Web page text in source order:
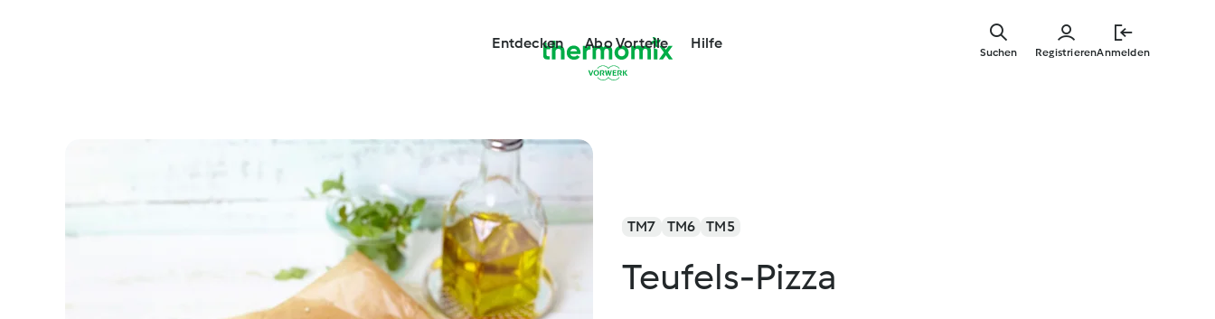
Entdecken Abo Vorteile Hilfe
RegistrierenAnmelden
Suchen
TM7 TM6 TM5
Teufels-Pizza